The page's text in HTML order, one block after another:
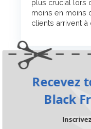
plus crucial lors
moins en moins
clients arrivent à
Recevez
Black